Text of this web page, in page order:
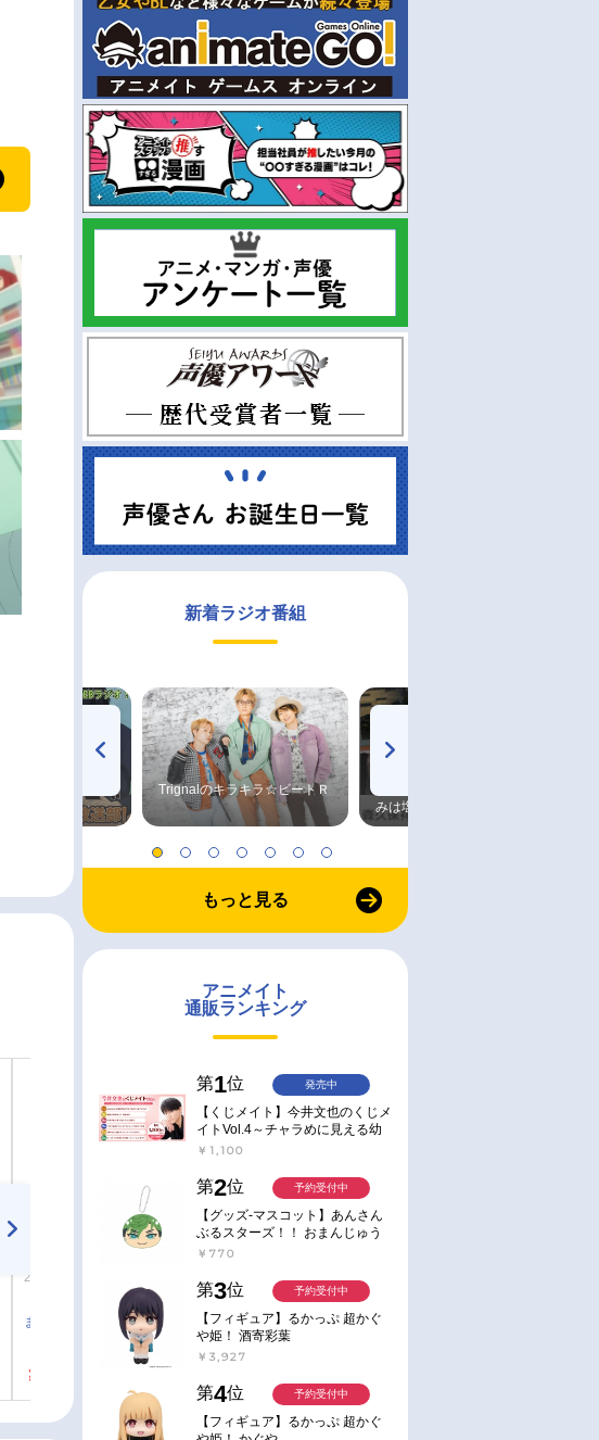
2025/12/01 発売
【コミック】ただいま、おじゃ
まされます!(1)
￥1,419
【コミック】ただいま、おじゃ
まされます!(3)
￥1,419
新着ラジオ番組
Trignalのキラキラ☆ビートＲ
みは塩だけ
もっと見る
アニメイト
通販ランキング
第1位
【くじメイト】今井文也のくじメ
イトVol.4～チャラめに見える幼
馴染、実は一途で独占欲が強いん
￥1,100
発売中
第2位
【グッズ-マスコット】あんさん
ぶるスターズ！！ おまんじゅう
にぎにぎマスコット ねくすと2
￥770
予約受付中
第3位
【フィギュア】るかっぷ 超かぐ
や姫！ 酒寄彩葉
￥3,927
予約受付中
第4位
【フィギュア】るかっぷ 超かぐ
予約受付中